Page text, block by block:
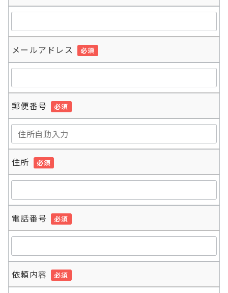
メールアドレス 必須
郵便番号 必須
住所 必須
電話番号 必須
依頼内容 必須